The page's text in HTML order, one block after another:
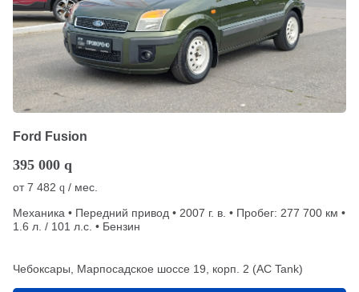
Ford Fusion
395 000 q
от7 482 q / мес.
Механика • Передний привод • 2007 г. в. • Пробег: 277 700 км •
1.6 л. / 101 л.с. • Бензин
Чебоксары, Марпосадское шоссе 19, корп. 2 (АС Tank)